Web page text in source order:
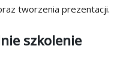
tworzenia prezentacji.
szkolenie